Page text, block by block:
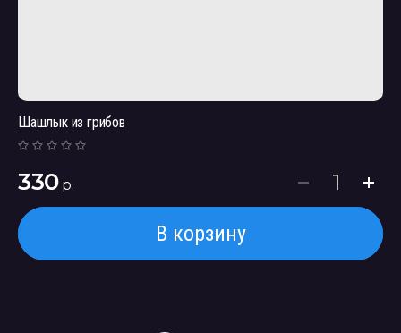
Шашлык из грибов
330р.
В корзину